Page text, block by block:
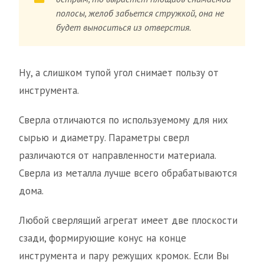
полосы, желоб забьется стружкой, она не
будет выноситься из отверстия.
Ну, а слишком тупой угол снимает пользу от
инструмента.
Сверла отличаются по используемому для них
сырью и диаметру. Параметры сверл
различаются от направленности материала.
Сверла из металла лучше всего обрабатываются
дома.
Любой сверлящий агрегат имеет две плоскости
сзади, формирующие конус на конце
инструмента и пару режущих кромок. Если Вы